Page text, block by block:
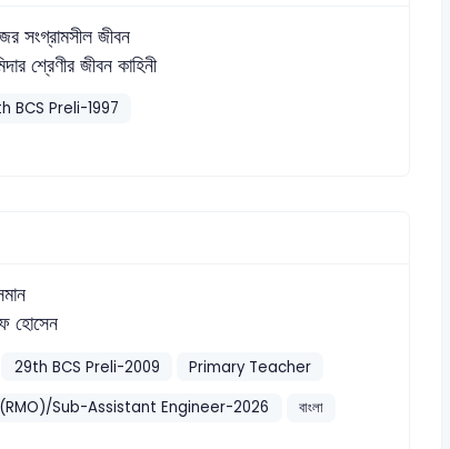
সংগ্রামসীল জীবন
শ্রেণীর জীবন কাহিনী
BCS Preli-1997
হোসেন
29th BCS Preli-2009
Primary Teacher
Sub-Assistant Engineer-2026
বাংলা